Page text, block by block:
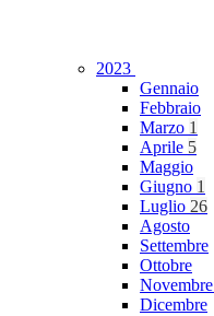
2023
Gennaio
Febbraio
Marzo 1
Aprile 5
Maggio
Giugno 1
Luglio 26
Agosto
Settembre
Ottobre
Novembre
Dicembre